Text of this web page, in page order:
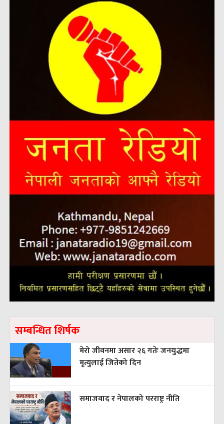
सम्बन्धित शिर्षक
मेरो जीवनमा असार २६ गतेः जनयुद्धमा
मृत्युलाई जितेको दिन
समाजवाद र नेपालको परराष्ट्र नीति